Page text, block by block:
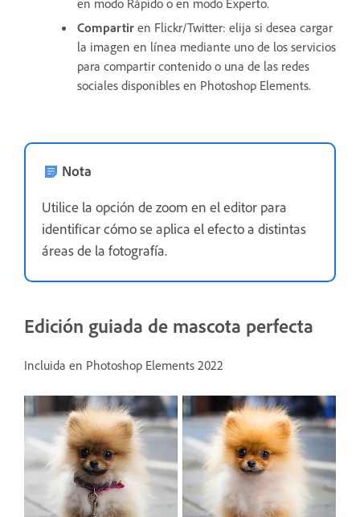
Compartir en Flickr/Twitter: elija si desea cargar
la imagen en línea mediante uno de los servicios
para compartir contenido o una de las redes
sociales disponibles en Photoshop Elements.
Nota
Utilice la opción de zoom en el editor para
identificar cómo se aplica el efecto a distintas
áreas de la fotografía.
Edición guiada de mascota perfecta
Incluida en Photoshop Elements 2022